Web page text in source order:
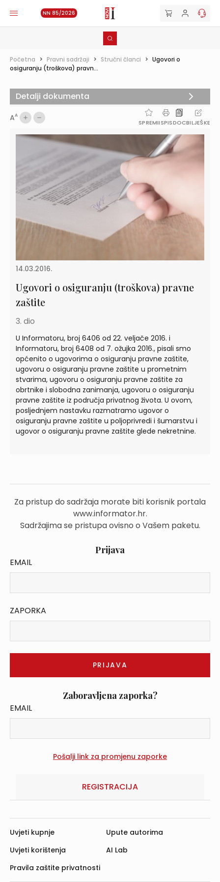
NN 85/2026
Početna > Pravni sadržaji > Stručni članci > Ugovori o
osiguranju (troškova) pravn...
AA
SPREMIISPISDOCBILJEŠKE
14.03.2016.
Ugovori o osiguranju (troškova) pravne
zaštite
3. dio
U Informatoru, broj 6406 od 22. veljače 2016. i
Informatoru, broj 6408 od 7. ožujka 2016., pisali smo
općenito o ugovorima o osiguranju pravne zaštite,
ugovoru o osiguranju pravne zaštite u prometnim
stvarima, ugovoru o osiguranju pravne zaštite za
obrtnike i slobodna zanimanja, ugovoru o osiguranju
pravne zaštite iz područja privatnog života. U ovom,
posljednjem nastavku razmatramo ugovor o
osiguranju pravne zaštite u poljoprivredi i šumarstvu i
ugovor o osiguranju pravne zaštite glede nekretnine.
Za pristup do sadržaja morate biti korisnik portala
www.informator.hr.
Sadržajima se pristupa ovisno o Vašem paketu.
Prijava
EMAIL
ZAPORKA
Zaboravljena zaporka?
EMAIL
REGISTRACIJA
Detalji dokumenta
Uvjeti kupnje
Uvjeti korištenja
Pravila zaštite privatnosti
Upute autorima
AI Lab